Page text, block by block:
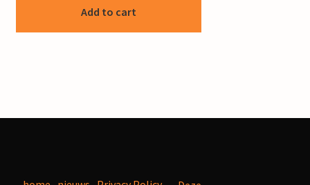
Add to cart